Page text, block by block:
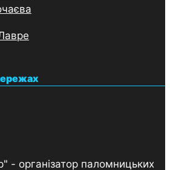
- організатор паломницьких